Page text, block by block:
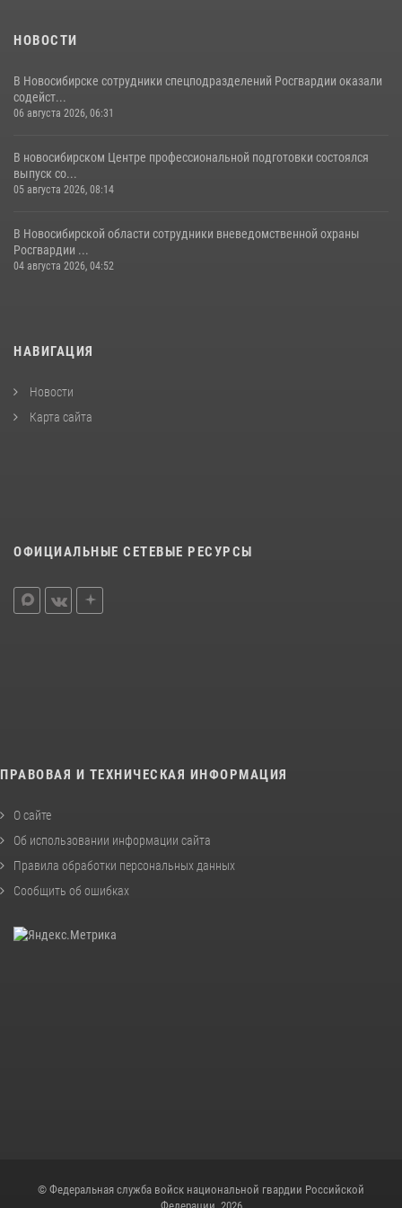
НОВОСТИ
В Новосибирске сотрудники спецподразделений Росгвардии оказали
содейст...
06 августа 2026, 06:31
В новосибирском Центре профессиональной подготовки состоялся
выпуск со...
05 августа 2026, 08:14
В Новосибирской области сотрудники вневедомственной охраны
Росгвардии ...
04 августа 2026, 04:52
НАВИГАЦИЯ
Новости
Карта сайта
ОФИЦИАЛЬНЫЕ СЕТЕВЫЕ РЕСУРСЫ
ПРАВОВАЯ И ТЕХНИЧЕСКАЯ ИНФОРМАЦИЯ
О сайте
Об использовании информации сайта
Правила обработки персональных данных
Сообщить об ошибках
© Федеральная служба войск национальной гвардии Российской